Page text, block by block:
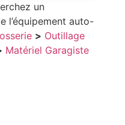
un
l’équipement auto-
> Outillage
Matériel Garagiste